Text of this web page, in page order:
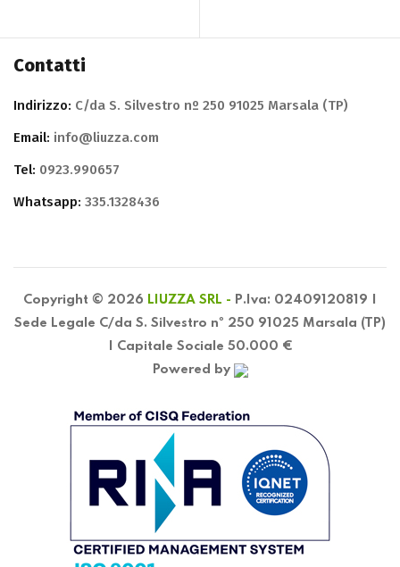
Contatti
Indirizzo: C/da S. Silvestro nº 250 91025 Marsala (TP)
Email: info@liuzza.com
Tel: 0923.990657
Whatsapp: 335.1328436
Copyright © 2026 LIUZZA SRL - P.Iva: 02409120819 |
Sede Legale C/da S. Silvestro nº 250 91025 Marsala (TP)
| Capitale Sociale 50.000 €
Powered by